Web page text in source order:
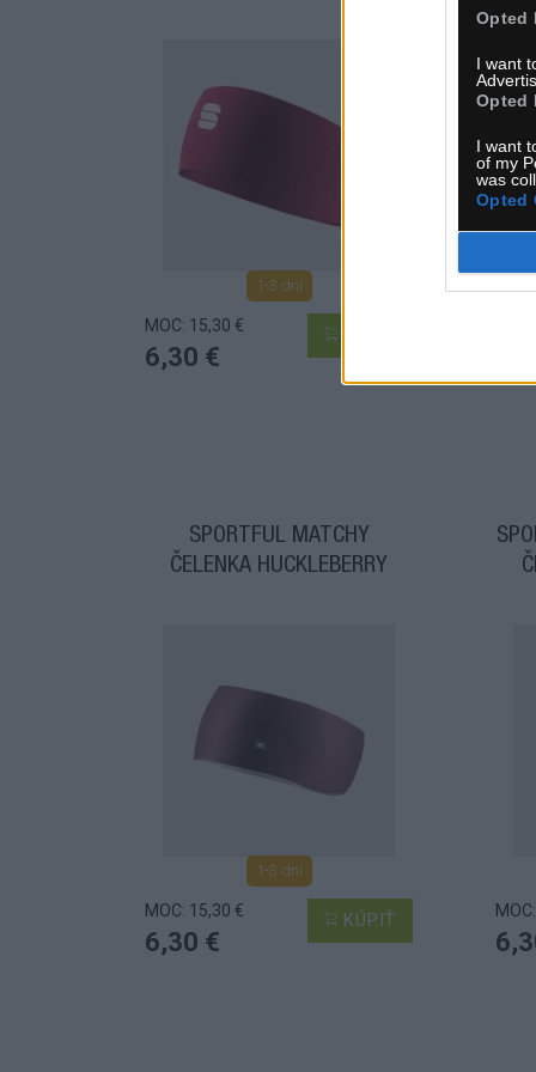
Opted
I want
Opted
I want
of my
was
Opted
1-3 dní
MOC: 15,30 €
6,30 €
SPORTFUL MATCHY
ČELENKA HUCKLEBERRY
1-3 dní
MOC: 15,30 €
6,30 €
KÚPIŤ